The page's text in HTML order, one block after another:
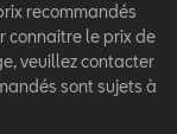
recommandés
connaitre le prix de
veuillez contacter
sont sujets à